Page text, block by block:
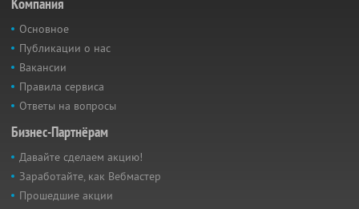
Основное
Публикации о нас
Вакансии
Правила сервиса
Ответы на вопросы
Бизнес-Партнёрам
Давайте сделаем акцию!
Заработайте, как Вебмастер
Прошедшие акции